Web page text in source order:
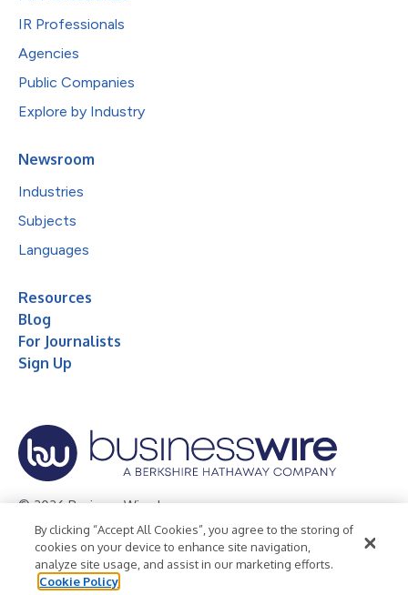
IR Professionals
Agencies
Public Companies
Explore by Industry
Newsroom
Industries
Subjects
Languages
Resources
Blog
For Journalists
Sign Up
© 2026 Business Wire, Inc.
Privacy Policy Cookie Policy
Accessibility Statement
Terms of Use
Legal
By clicking “Accept All Cookies”, you agree to the storing of
cookies on your device to enhance site navigation,
analyze site usage, and assist in our marketing efforts.
Cookie Policy